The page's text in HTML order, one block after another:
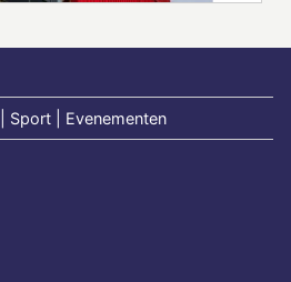
Sport | Evenementen